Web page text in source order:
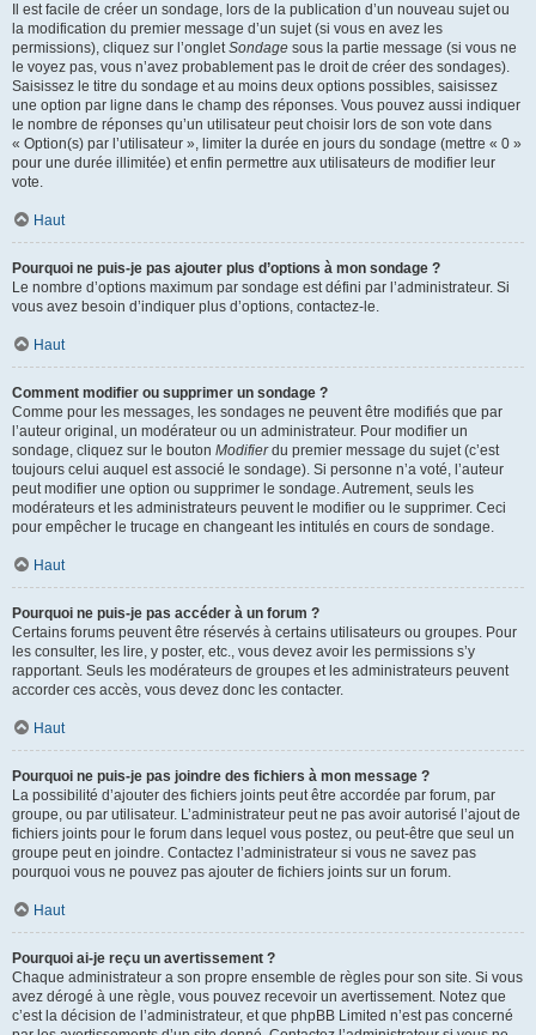
Il est facile de créer un sondage, lors de la publication d’un nouveau sujet ou
la modification du premier message d’un sujet (si vous en avez les
permissions), cliquez sur l’ongletSondage sous la partie message (si vous ne
le voyez pas, vous n’avez probablement pas le droit de créer des sondages).
Saisissez le titre du sondage et au moins deux options possibles, saisissez
une option par ligne dans le champ des réponses. Vous pouvez aussi indiquer
le nombre de réponses qu’un utilisateur peut choisir lors de son vote dans
« Option(s) par l’utilisateur », limiter la durée en jours du sondage (mettre « 0 »
pour une durée illimitée) et enfin permettre aux utilisateurs de modifier leur
vote.
Haut
Pourquoi ne puis-je pas ajouter plus d’options à mon sondage ?
Le nombre d’options maximum par sondage est défini par l’administrateur. Si
vous avez besoin d’indiquer plus d’options, contactez-le.
Haut
Comment modifier ou supprimer un sondage ?
Comme pour les messages, les sondages ne peuvent être modifiés que par
l’auteur original, un modérateur ou un administrateur. Pour modifier un
sondage, cliquez sur le bouton Modifierdu premier message du sujet (c’est
toujours celui auquel est associé le sondage). Si personne n’a voté, l’auteur
peut modifier une option ou supprimer le sondage. Autrement, seuls les
modérateurs et les administrateurs peuvent le modifier ou le supprimer. Ceci
pour empêcher le trucage en changeant les intitulés en cours de sondage.
Haut
Pourquoi ne puis-je pas accéder à un forum ?
Certains forums peuvent être réservés à certains utilisateurs ou groupes. Pour
les consulter, les lire, y poster, etc., vous devez avoir les permissions s’y
rapportant. Seuls les modérateurs de groupes et les administrateurs peuvent
accorder ces accès, vous devez donc les contacter.
Haut
Pourquoi ne puis-je pas joindre des fichiers à mon message ?
La possibilité d’ajouter des fichiers joints peut être accordée par forum, par
groupe, ou par utilisateur. L’administrateur peut ne pas avoir autorisé l’ajout de
fichiers joints pour le forum dans lequel vous postez, ou peut-être que seul un
groupe peut en joindre. Contactez l’administrateur si vous ne savez pas
pourquoi vous ne pouvez pas ajouter de fichiers joints sur un forum.
Haut
Pourquoi ai-je reçu un avertissement ?
Chaque administrateur a son propre ensemble de règles pour son site. Si vous
avez dérogé à une règle, vous pouvez recevoir un avertissement. Notez que
c’est la décision de l’administrateur, et que phpBB Limited n’est pas concerné